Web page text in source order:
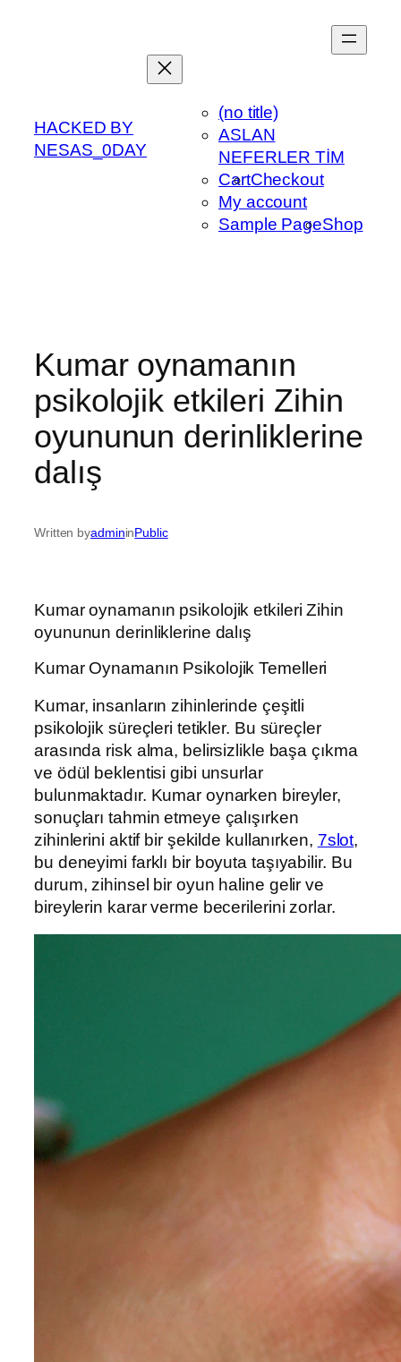
HACKED BY
NESAS_0DAY
(no title)
ASLAN
NEFERLER TİM
CartCheckout
My account
Sample PageShop
Kumar oynamanın
psikolojik etkileri Zihin
oyununun derinliklerine
dalış
Written byadmininPublic
Kumar oynamanın psikolojik etkileri Zihin
oyununun derinliklerine dalış
Kumar Oynamanın Psikolojik Temelleri
Kumar, insanların zihinlerinde çeşitli
psikolojik süreçleri tetikler. Bu süreçler
arasında risk alma, belirsizlikle başa çıkma
ve ödül beklentisi gibi unsurlar
bulunmaktadır. Kumar oynarken bireyler,
sonuçları tahmin etmeye çalışırken
zihinlerini aktif bir şekilde kullanırken, 7slot,
bu deneyimi farklı bir boyuta taşıyabilir. Bu
durum, zihinsel bir oyun haline gelir ve
bireylerin karar verme becerilerini zorlar.